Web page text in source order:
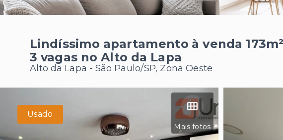
Lindíssimo apartamento à venda
3 vagas no Alto da Lapa
Alto da Lapa - São Paulo/SP, Zona Oeste
Mais fotos
Usado